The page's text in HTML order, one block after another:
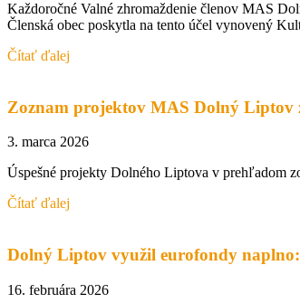
Každoročné Valné zhromaždenie členov MAS
Členská obec poskytla na tento účel vynovený
Čítať ďalej
Zoznam projektov MAS Dolný Liptov
3. marca 2026
Úspešné projekty Dolného Liptova v prehľadom
Čítať ďalej
Dolný Liptov využil eurofondy
16. februára 2026